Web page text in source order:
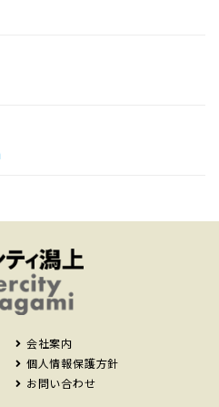
会社案内
個人情報保護方針
お問い合わせ